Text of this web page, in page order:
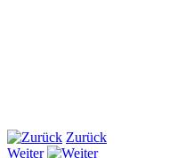
Zurück
Weiter